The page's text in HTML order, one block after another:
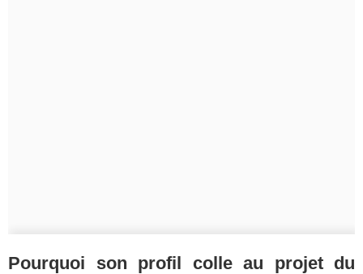
Pourquoi son profil colle au projet du